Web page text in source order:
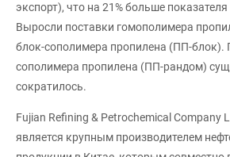
экспорт), что на 21% больше
Выросли поставки гомополимера
блок-сополимера пропилена (ПП-блок).
сополимера пропилена (ПП-рандом)
сократилось.
Fujian Refining & Petrochemical Company
является крупным производителем